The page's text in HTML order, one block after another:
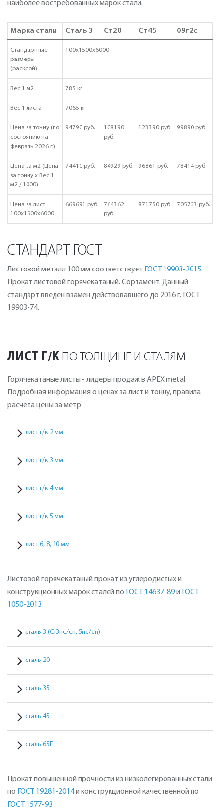
наиболее востребованных марок стали.
Марка стали Сталь 3 Ст20 Ст45 09г2с
Стандартные
размеры
(раскрой)
100х1500х6000
Вес 1 м2 785 кг
Вес 1 листа 7065 кг
Цена за тонну (по
состоянию на
февраль 2026 г.)
94790 руб.
108190
руб.
123390 руб. 99890 руб.
Цена за м2 (Цена
за тонну х Вес 1
м2 / 1000)
74410 руб. 84929 руб. 96861 руб. 78414 руб.
Цена за лист
100х1500х6000
669691 руб.
764362
руб.
871750 руб. 705723 руб.
СТАНДАРТ ГОСТ
Листовой металл 100 мм соответствует ГОСТ 19903-2015.
Прокат листовой горячекатаный. Сортамент. Данный
стандарт введен взамен действовавшего до 2016 г. ГОСТ
19903-74.
ЛИСТ Г/К ПО ТОЛЩИНЕ И СТАЛЯМ
Горячекатаные листы - лидеры продаж в APEX metal.
Подробная информация о ценах за лист и тонну, правила
расчета цены за метр
лист г/к 2 мм
лист г/к 3 мм
лист г/к 4 мм
лист г/к 5 мм
лист 6, 8, 10 мм
Листовой горячекатаный прокат из углеродистых и
конструкционных марок сталей по
ГОСТ 14637-89и
ГОСТ
1050-2013
сталь 3 (СтЗпс/сп, 5пс/сп)
сталь 20
сталь 35
сталь 45
сталь 65Г
Прокат повышенной прочности из низколегированных стали
по
ГОСТ 19281-2014и конструкционной качественной по
ГОСТ 1577-93